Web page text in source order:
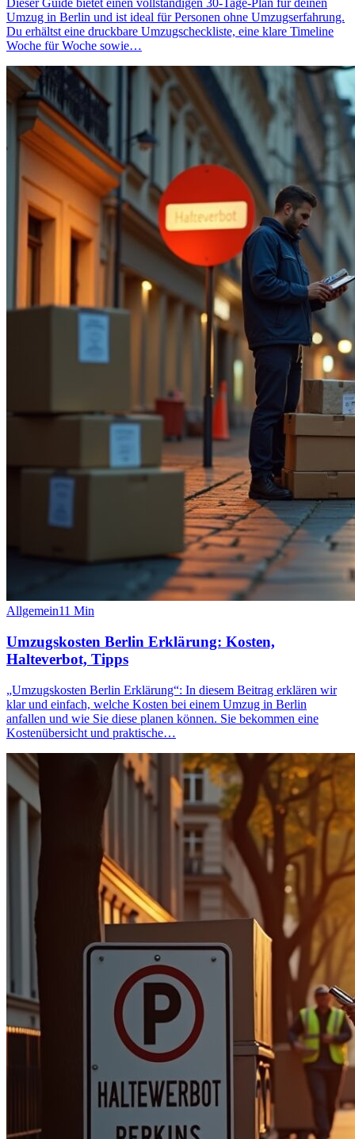
Dieser Guide bietet einen vollständigen 30‑Tage‑Plan für deinen
Umzug in Berlin und ist ideal für Personen ohne Umzugserfahrung.
Du erhältst eine druckbare Umzugscheckliste, eine klare Timeline
Woche für Woche sowie…
Allgemein11 Min
Umzugskosten Berlin Erklärung: Kosten,
Halteverbot, Tipps
„Umzugskosten Berlin Erklärung“: In diesem Beitrag erklären wir
klar und einfach, welche Kosten bei einem Umzug in Berlin
anfallen und wie Sie diese planen können. Sie bekommen eine
Kostenübersicht und praktische…